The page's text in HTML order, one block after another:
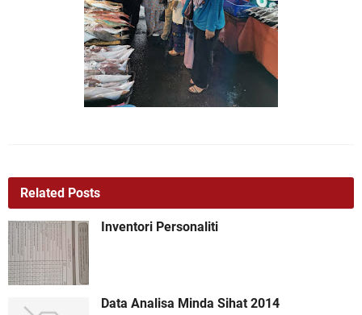
Related Posts
Inventori Personaliti
Data Analisa Minda Sihat 2014